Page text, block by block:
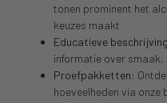
tonen prominent het
keuzes maakt
Educatieve
informatie over
Proefpakketten:
hoeveelheden via onze